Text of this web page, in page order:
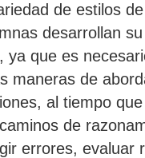
de estilos de
desarrollan su
ya que es
maneras de
al tiempo
de
errores, evaluar